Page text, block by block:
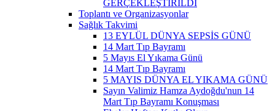
GERÇEKLEŞTİRİLDİ
Toplantı ve Organizasyonlar
Sağlık Takvimi
13 EYLÜL DÜNYA SEPSİS GÜNÜ
14 Mart Tıp Bayramı
5 Mayıs El Yıkama Günü
14 Mart Tıp Bayramı
5 MAYIS DÜNYA EL YIKAMA GÜNÜ
Sayın Valimiz Hamza Aydoğdu'nun 14
Mart Tıp Bayramı Konuşması